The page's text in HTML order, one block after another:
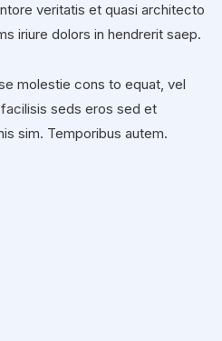
veritatis et quasi architecto
iriure dolors in hendrerit saep.
molestie cons to equat, vel
seds eros sed et
sim. Temporibus autem.